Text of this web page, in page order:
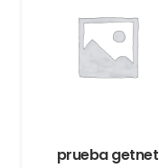
prueba getnet